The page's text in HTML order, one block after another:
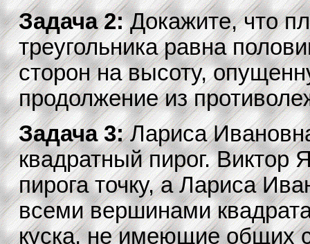
Задача 2:Докажите, что
треугольника равна
сторон на высоту,
продолжение из
Задача 3:Лариса
квадратный пирог. Виктор
пирога точку, а Лариса
всеми вершинами
куска, не имеющие общих